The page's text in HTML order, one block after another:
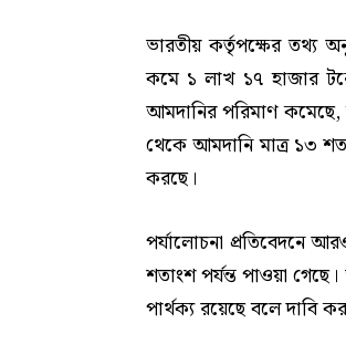
ভারতীয় কর্তৃপক্ষের তথ্য
কমে ১ লাখ ১৭ হাজার
আমদানির পরিমাণ
থেকে আমদানি মাত্র ১৩
করছে।
পর্যালোচনা প্রতিবেদনে
শতাংশ পর্যন্ত পাওয়া
পার্থক্য রয়েছে বলে দাবি